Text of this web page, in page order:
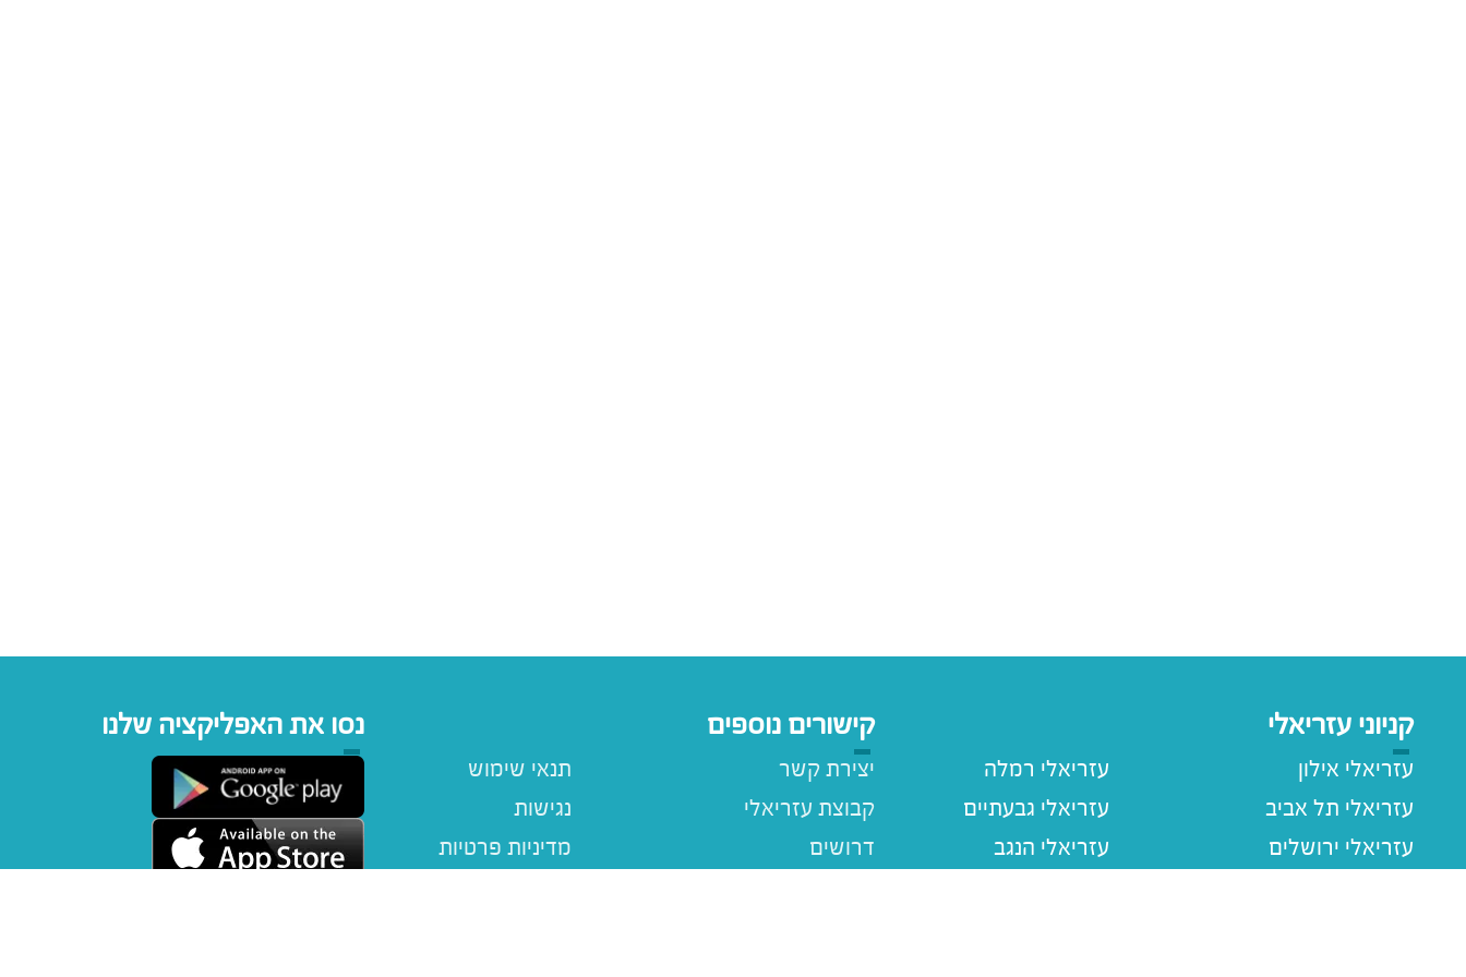
קניוני עזריאלי
עזריאלי אילון
עזריאלי תל אביב
עזריאלי ירושלים
עזריאלי רמלה
עזריאלי גבעתיים
עזריאלי הנגב
קישורים נוספים
תנאי שימוש
נגישות
מדיניות פרטיות
יצירת קשר
קבוצת עזריאלי
דרושים
נסו את האפליקציה שלנו